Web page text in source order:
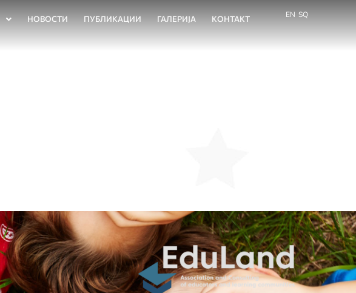
НОВОСТИ ПУБЛИКАЦИИ ГАЛЕРИЈА КОНТАКТ EN SQ